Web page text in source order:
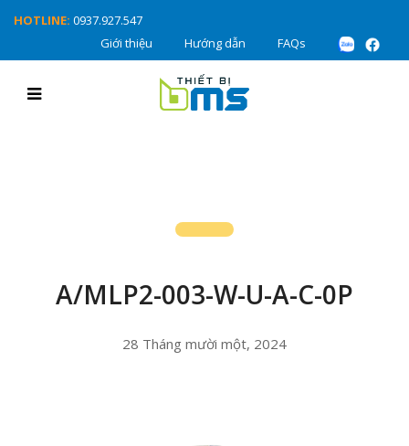
HOTLINE: 0937.927.547
Giới thiệu
Hướng dẫn FAQs
A/MLP2-003-W-U-A-C-0P
28 Tháng mười một, 2024